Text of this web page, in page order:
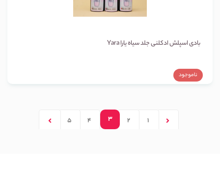
بادی اسپلش ادکلنی جلد سیاه یارا Yara
ناموجود
1
2
3
4
5